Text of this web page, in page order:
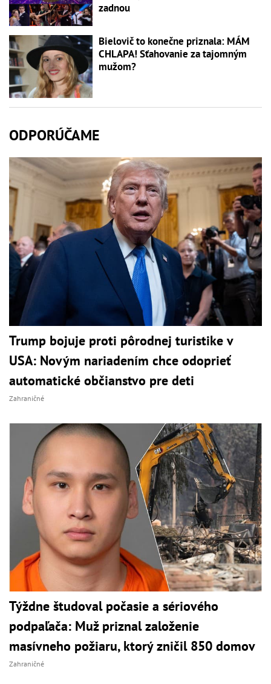
zadnou
Bielovič to konečne priznala: MÁM
CHLAPA! Sťahovanie za tajomným
mužom?
ODPORÚČAME
Trump bojuje proti pôrodnej turistike v
USA: Novým nariadením chce odoprieť
automatické občianstvo pre deti
Zahraničné
Týždne študoval počasie a sériového
podpaľača: Muž priznal založenie
masívneho požiaru, ktorý zničil 850 domov
Zahraničné